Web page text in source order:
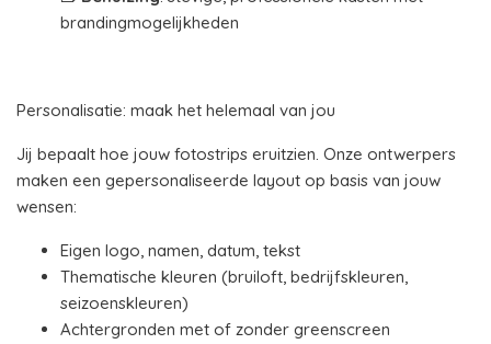
brandingmogelijkheden
Personalisatie: maak het helemaal van jou
Jij bepaalt hoe jouw fotostrips eruitzien. Onze ontwerpers
maken een gepersonaliseerde layout op basis van jouw
wensen:
Eigen logo, namen, datum, tekst
Thematische kleuren (bruiloft, bedrijfskleuren,
seizoenskleuren)
Achtergronden met of zonder greenscreen